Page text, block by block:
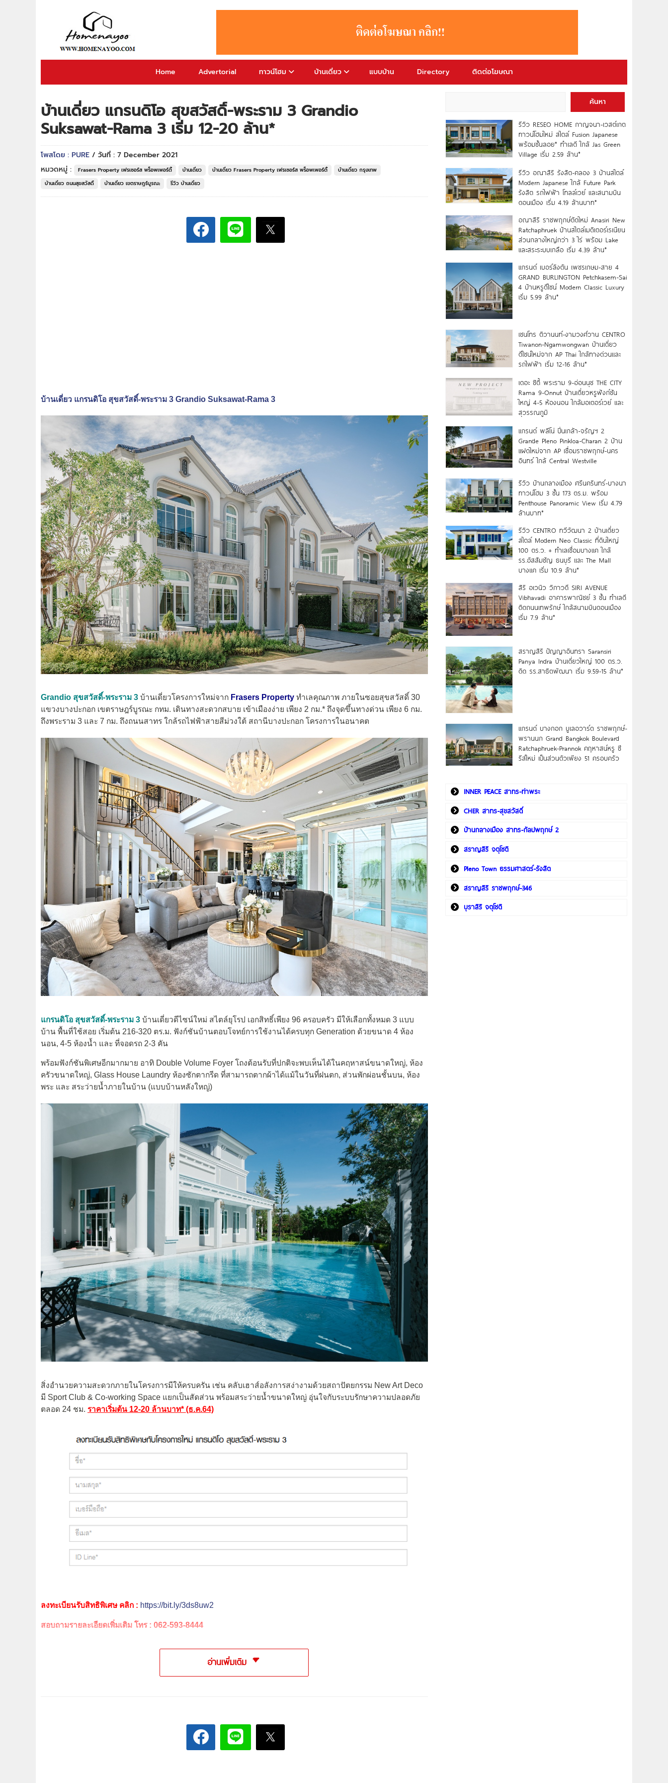
Home Advertorial ทาวน์โฮม บ้านเดี่ยว แบบบ้าน Directory ติดต่อโฆษณา
บ้านเดี่ยว แกรนดิโอ สุขสวัสดิ์-พระราม 3 Grandio
Suksawat-Rama 3 เริ่ม 12-20 ล้าน*
โพสโดย : PURE / วันที่ : 7 December 2021
หมวดหมู่ :
Frasers Property เฟรเซอร์ส พร็อพเพอร์ตี้ บ้านเดี่ยว บ้านเดี่ยว Frasers Property เฟรเซอร์ส พร็อพเพอร์ตี้
บ้านเดี่ยว กรุงเทพ
บ้านเดี่ยว ถนนสุขสวัสดิ์
บ้านเดี่ยว เขตราษฎร์บูรณะ รีวิว บ้านเดี่ยว
บ้านเดี่ยว แกรนดิโอ สุขสวัสดิ์-พระราม 3 Grandio Suksawat-Rama 3
Grandio สุขสวัสดิ์-พระราม 3 บ้านเดี่ยวโครงการใหม่จาก Frasers Property ทำเลคุณภาพ ภายในซอยสุขสวัสดิ์ 30
แขวงบางปะกอก เขตราษฎร์บูรณะ กทม. เดินทางสะดวกสบาย เข้าเมืองง่าย เพียง 2 กม.* ถึงจุดขึ้นทางด่วน เพียง 6 กม.
ถึงพระราม 3 และ 7 กม. ถึงถนนสาทร ใกล้รถไฟฟ้าสายสีม่วงใต้ สถานีบางปะกอก โครงการในอนาคต
แกรนดิโอ สุขสวัสดิ์-พระราม 3 บ้านเดี่ยวดีไซน์ใหม่ สไตล์ยุโรป เอกสิทธิ์เพียง 96 ครอบครัว มีให้เลือกทั้งหมด 3 แบบ
บ้าน พื้นที่ใช้สอย เริ่มต้น 216-320 ตร.ม. ฟังก์ชันบ้านตอบโจทย์การใช้งานได้ครบทุก Generation ด้วยขนาด 4 ห้อง
นอน, 4-5 ห้องน้ำ และ ที่จอดรถ 2-3 คัน
พร้อมฟังก์ชันพิเศษอีกมากมาย อาทิ Double Volume Foyer โถงต้อนรับที่ปกติจะพบเห็นได้ในคฤหาสน์ขนาดใหญ่, ห้อง
ครัวขนาดใหญ่, Glass House Laundry ห้องซักตากรีด ที่สามารถตากผ้าได้แม้ในวันที่ฝนตก, ส่วนพักผ่อนชั้นบน, ห้อง
พระ และ สระว่ายน้ำภายในบ้าน (แบบบ้านหลังใหญ่)
สิ่งอำนวยความสะดวกภายในโครงการมีให้ครบครัน เช่น คลับเฮาส์อลังการสง่างามด้วยสถาปัตยกรรม New Art Deco
มี Sport Club & Co-working Space แยกเป็นสัดส่วน พร้อมสระว่ายน้ำขนาดใหญ่ อุ่นใจกับระบบรักษาความปลอดภัย
ตลอด 24 ชม. ราคาเริ่มต้น 12-20 ล้านบาท* (ธ.ค.64)
ลงทะเบียนรับสิทธิพิเศษ คลิก : https://bit.ly/3ds8uw2
สอบถามรายละเอียดเพิ่มเติม โทร : 062-593-8444
อ่านเพิ่มเติม
ค้นหา
รีวิว RESEO HOME กาญจนา-เวสต์เกต
ทาวน์โฮมใหม่ สไตล์ Fusion Japanese
พร้อมชั้นลอย* ทำเลดี ใกล้ Jas Green
Village เริ่ม 2.59 ล้าน*
รีวิว อณาสิริ รังสิต-คลอง 3 บ้านสไตล์
Modern Japanese ใกล้ Future Park
รังสิต รถไฟฟ้า โทลล์เวย์ และสนามบิน
ดอนเมือง เริ่ม 4.19 ล้านบาท*
อณาสิริ ราชพฤกษ์ตัดใหม่ Anasiri New
Ratchaphruek บ้านสไตล์เมดิเตอร์เรเนียน
ส่วนกลางใหญ่กว่า 3 ไร่ พร้อม Lake
และสระระบบเกลือ เริ่ม 4.39 ล้าน*
แกรนด์ เบอร์ลิงตัน เพชรเกษม-สาย 4
GRAND BURLINGTON Petchkasem-Sai
4 บ้านหรูดีไซน์ Modern Classic Luxury
เริ่ม 5.99 ล้าน*
เซนโทร ติวานนท์-งามวงศ์วาน CENTRO
Tiwanon-Ngamwongwan บ้านเดี่ยว
ดีไซน์ใหม่จาก AP Thai ใกล้ทางด่วนและ
รถไฟฟ้า เริ่ม 12-16 ล้าน*
เดอะ ซิตี้ พระราม 9-อ่อนนุช THE CITY
Rama 9-Onnut บ้านเดี่ยวหรูฟังก์ชัน
ใหญ่ 4-5 ห้องนอน ใกล้มอเตอร์เวย์ และ
สุวรรณภูมิ
แกรนด์ พลีโน่ ปิ่นเกล้า-จรัญฯ 2
Grande Pleno Pinkloa-Charan 2 บ้าน
แฝดใหม่จาก AP เชื่อมราชพฤกษ์-นคร
อินทร์ ใกล้ Central Westville
รีวิว บ้านกลางเมือง ศรีนครินทร์-บางนา
ทาวน์โฮม 3 ชั้น 173 ตร.ม. พร้อม
Penthouse Panoramic View เริ่ม 4.79
ล้านบาท*
รีวิว CENTRO ทวีวัฒนา 2 บ้านเดี่ยว
สไตล์ Modern Neo Classic ที่ดินใหญ่
100 ตร.ว. + ทำเลเชื่อมบางแค ใกล้
รร.อัสสัมชัญ ธนบุรี และ The Mall
บางแค เริ่ม 10.9 ล้าน*
สิริ อเวนิว วิภาวดี SIRI AVENUE
Vibhavadi อาคารพาณิชย์ 3 ชั้น ทำเลดี
ติดถนนเทพรักษ์ ใกล้สนามบินดอนเมือง
เริ่ม 7.9 ล้าน*
สราญสิริ ปัญญาอินทรา Saransiri
Panya Indra บ้านเดี่ยวใหญ่ 100 ตร.ว.
ดิด รร.สาธิตพัฒนา เริ่ม 9.59-15 ล้าน*
แกรนด์ บางกอก บูเลอวาร์ด ราชพฤกษ์-
พรานนก Grand Bangkok Boulevard
Ratchaphruek-Prannok คฤหาสน์หรู ซี
รีส์ใหม่ เป็นส่วนตัวเพียง 51 ครอบครัว
INNER PEACE สาทร-ท่าพระ
CHER สาทร-สุขสวัสดิ์
บ้านกลางเมือง สาทร-กัลปพฤกษ์ 2
สราญสิริ จตุโชติ
Pleno Town ธรรมศาสตร์-รังสิต
สราญสิริ ราชพฤกษ์-346
บุราสิริ จตุโชติ